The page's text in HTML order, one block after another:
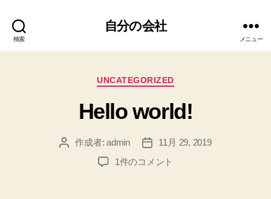
検索
自分の会社
メニュー
カ
ゴ
リ
UNCATEGORIZED
Hello world!
投
作成者:admin
投
稿
11月 29, 2019
Hello
1件のコメント